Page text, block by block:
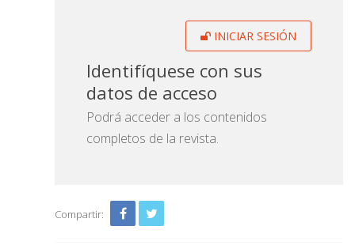
INICIAR SESIÓN
Identifíquese con sus
datos de acceso
Podrá acceder a los contenidos
completos de la revista.
Compartir: